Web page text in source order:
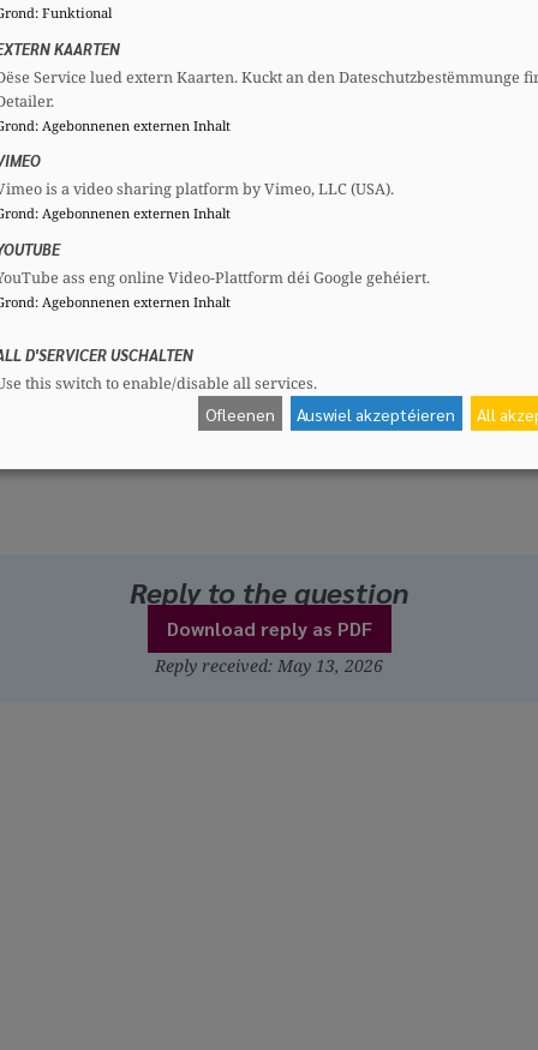
suivantes à Madame la Ministre de la Justice :
pénales actuelles pour des vols avec
des peines pour ce type d’infractions,
du Code de procédure pénale, ce dispositif
sur une courte période, notamment au cours
des critères spécifiques permettant de tenir
la peine ?
l’expression de ma haute considération.
Reply to the question
Download reply as PDF
Reply received: May 13, 2026
: Funktional
KAARTEN
Service lued extern Kaarten. Kuckt an den Dateschutzbestëmmunge
: Agebonnenen externen Inhalt
is a video sharing platform by Vimeo, LLC (USA).
: Agebonnenen externen Inhalt
ass eng online Video-Plattform déi Google gehéiert.
: Agebonnenen externen Inhalt
D'SERVICER USCHALTEN
this switch to enable/disable all services.
Ofleenen Auswiel akzeptéieren All